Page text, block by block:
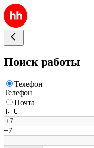
Поиск работы
Телефон
Телефон
Почта
🇷🇺
+7